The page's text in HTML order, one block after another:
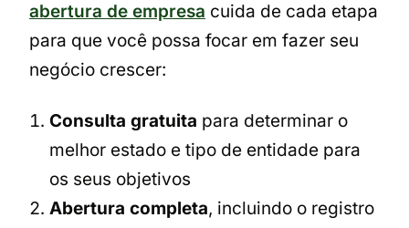
abertura de empresa cuida de cada etapa
para que você possa focar em fazer seu
negócio crescer:
Consulta gratuita para determinar o
melhor estado e tipo de entidade para
os seus objetivos
Abertura completa, incluindo o registro